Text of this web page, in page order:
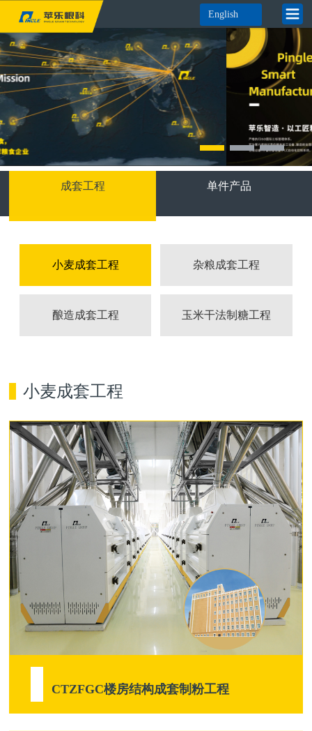
English
成套工程 单件产品
小麦成套工程 杂粮成套工程
酿造成套工程 玉米干法制糖工程
小麦成套工程
CTZFGC楼房结构成套制粉工程